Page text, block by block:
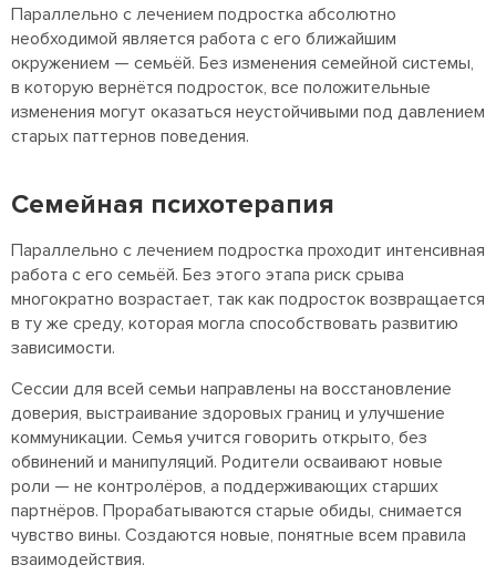
Параллельно с лечением подростка абсолютно
необходимой является работа с его ближайшим
окружением — семьёй. Без изменения семейной системы,
в которую вернётся подросток, все положительные
изменения могут оказаться неустойчивыми под давлением
старых паттернов поведения.
Семейная психотерапия
Параллельно с лечением подростка проходит интенсивная
работа с его семьёй. Без этого этапа риск срыва
многократно возрастает, так как подросток возвращается
в ту же среду, которая могла способствовать развитию
зависимости.
Сессии для всей семьи направлены на восстановление
доверия, выстраивание здоровых границ и улучшение
коммуникации. Семья учится говорить открыто, без
обвинений и манипуляций. Родители осваивают новые
роли — не контролёров, а поддерживающих старших
партнёров. Прорабатываются старые обиды, снимается
чувство вины. Создаются новые, понятные всем правила
взаимодействия.